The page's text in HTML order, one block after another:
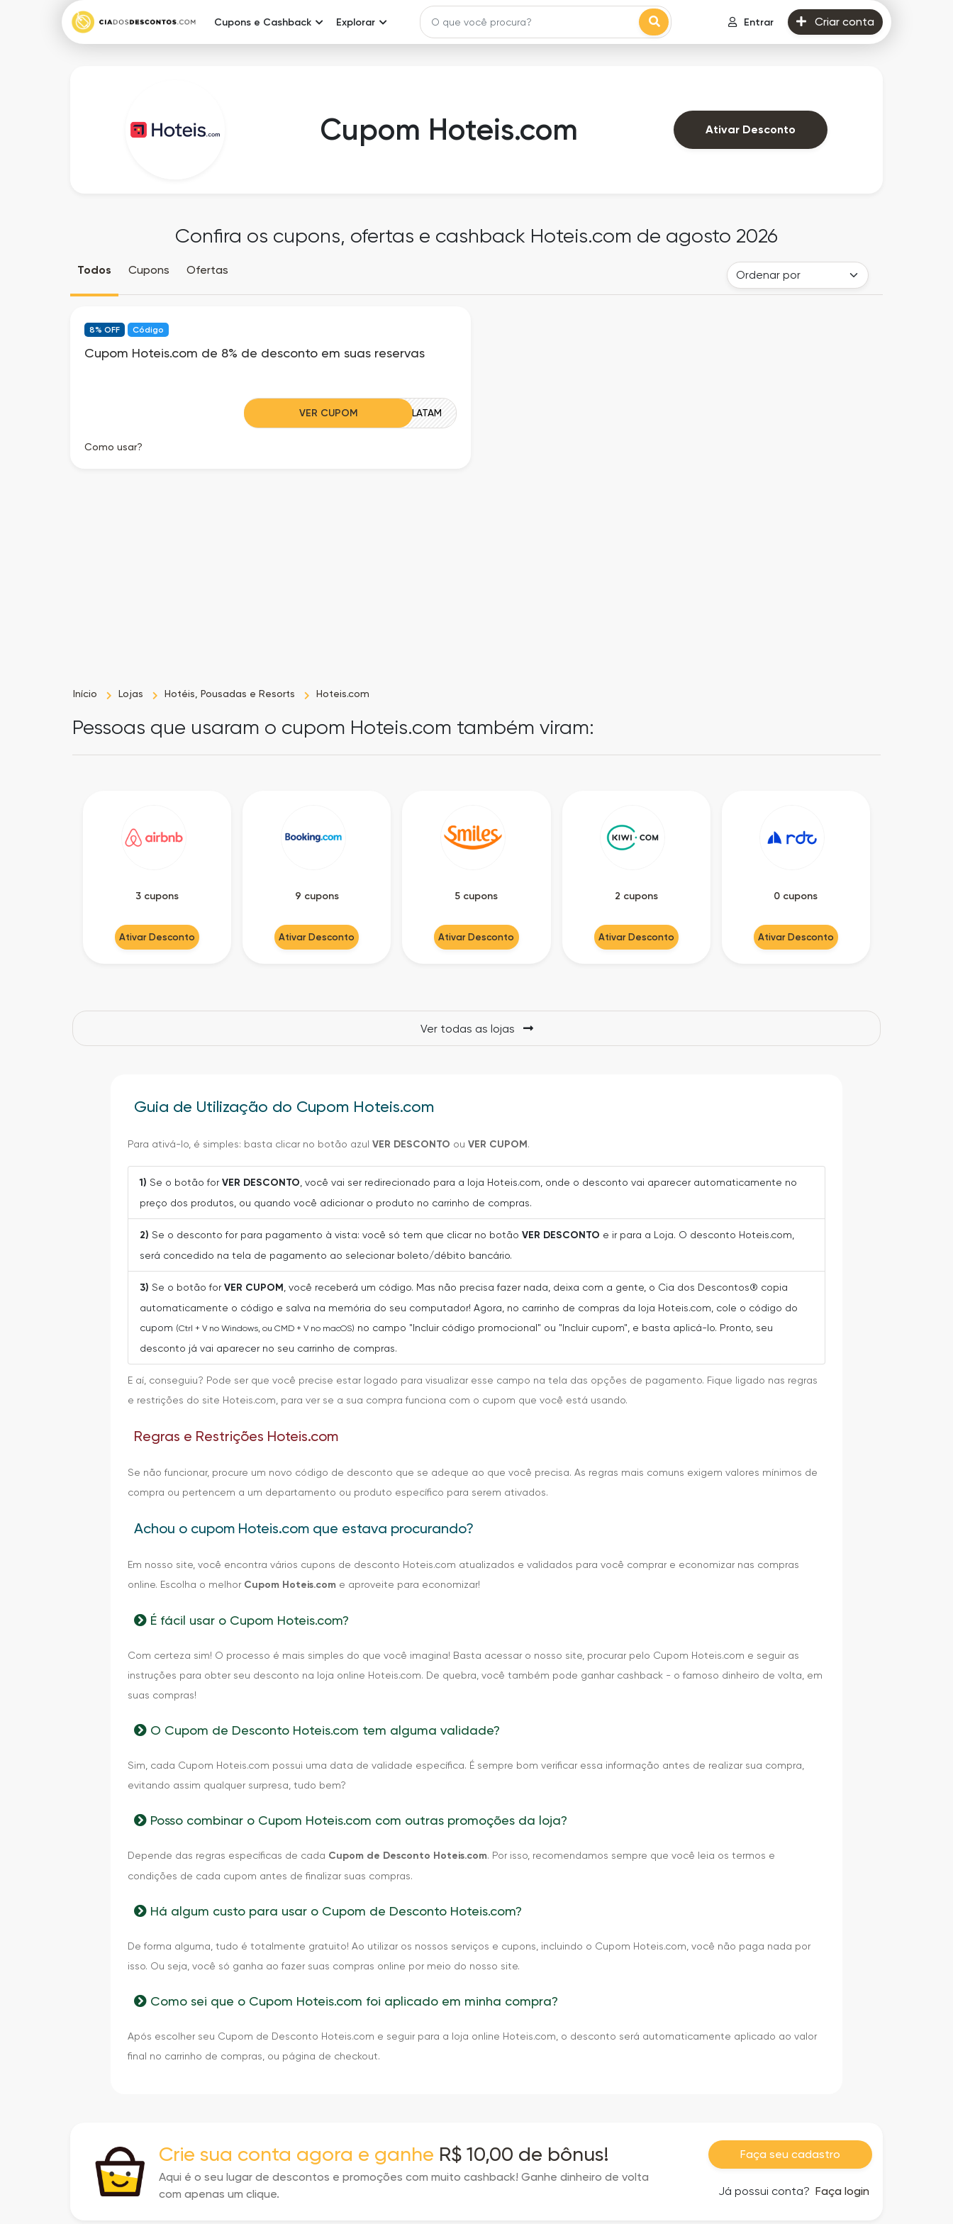
Cupons e Cashback Explorar Entrar Criar conta
Cupom Hoteis.com Ativar Desconto
Confira os cupons, ofertas e cashback Hoteis.com de agosto 2026
Todos Cupons Ofertas
8% OFF Código
Cupom Hoteis.com de 8% de desconto em suas reservas
VER CUPOM HCOMAFFLATAM
Como usar?
Início Lojas Hotéis, Pousadas e Resorts Hoteis.com
Pessoas que usaram o cupom Hoteis.com também viram:
3 cupons
Ativar Desconto
9 cupons
Ativar Desconto
5 cupons
Ativar Desconto
2 cupons
Ativar Desconto
0 cupons
Ativar Desconto
Ver todas as lojas
Guia de Utilização do Cupom Hoteis.com
Para ativá-lo, é simples: basta clicar no botão azulVER DESCONTO ouVER CUPOM.
1) Se o botão forVER DESCONTO , você vai ser redirecionado para a loja Hoteis.com, onde o desconto vai aparecer automaticamente no
preço dos produtos, ou quando você adicionar o produto no carrinho de compras.
2) Se o desconto for para pagamento à vista: você só tem que clicar no botãoVER DESCONTO e ir para a Loja. O desconto Hoteis.com,
será concedido na tela de pagamento ao selecionar boleto/débito bancário.
3) Se o botão forVER CUPOM , você receberá um código. Mas não precisa fazer nada, deixa com a gente, o Cia dos Descontos® copia
automaticamente o código e salva na memória do seu computador! Agora, no carrinho de compras da loja Hoteis.com, cole o código do
cupom (Ctrl + V no Windows, ou CMD + V no macOS) no campo "Incluir código promocional" ou "Incluir cupom", e basta aplicá-lo. Pronto, seu
desconto já vai aparecer no seu carrinho de compras.
E aí, conseguiu? Pode ser que você precise estar logado para visualizar esse campo na tela das opções de pagamento. Fique ligado nas regras
e restrições do site Hoteis.com, para ver se a sua compra funciona com o cupom que você está usando.
Regras e Restrições Hoteis.com
Se não funcionar, procure um novo código de desconto que se adeque ao que você precisa. As regras mais comuns exigem valores mínimos de
compra ou pertencem a um departamento ou produto específico para serem ativados.
Achou o cupom Hoteis.com que estava procurando?
Em nosso site, você encontra vários cupons de desconto Hoteis.com atualizados e validados para você comprar e economizar nas compras
online. Escolha o melhor Cupom Hoteis.com e aproveite para economizar!
É fácil usar o Cupom Hoteis.com?
Com certeza sim! O processo é mais simples do que você imagina! Basta acessar o nosso site, procurar pelo Cupom Hoteis.com e seguir as
instruções para obter seu desconto na loja online Hoteis.com. De quebra, você também pode ganhar cashback - o famoso dinheiro de volta, em
suas compras!
O Cupom de Desconto Hoteis.com tem alguma validade?
Sim, cada Cupom Hoteis.com possui uma data de validade específica. É sempre bom verificar essa informação antes de realizar sua compra,
evitando assim qualquer surpresa, tudo bem?
Posso combinar o Cupom Hoteis.com com outras promoções da loja?
Depende das regras específicas de cada Cupom de Desconto Hoteis.com. Por isso, recomendamos sempre que você leia os termos e
condições de cada cupom antes de finalizar suas compras.
Há algum custo para usar o Cupom de Desconto Hoteis.com?
De forma alguma, tudo é totalmente gratuito! Ao utilizar os nossos serviços e cupons, incluindo o Cupom Hoteis.com, você não paga nada por
isso. Ou seja, você só ganha ao fazer suas compras online por meio do nosso site.
Como sei que o Cupom Hoteis.com foi aplicado em minha compra?
Após escolher seu Cupom de Desconto Hoteis.com e seguir para a loja online Hoteis.com, o desconto será automaticamente aplicado ao valor
final no carrinho de compras, ou página de checkout.
Crie sua conta agora e ganhe R$ 10,00 de bônus!
Aqui é o seu lugar de descontos e promoções com muito cashback! Ganhe dinheiro de volta
com apenas um clique.
Faça seu cadastro
Já possui conta? Faça login